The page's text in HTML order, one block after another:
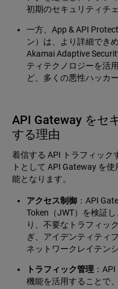
初期のセキュリティチ
一方、App & API
ン）は、より詳細でき
Akamai Adaptive
ティテクノロジーを活
ど、多くの悪性ハッカ
API Gateway をセ
する理由
着信する API トラフィック
トとして API Gateway を
能となります。
アクセス制御 ：API
Token（JWT）を検証
り、不要なトラフィッ
ぎ、アイデンティティ
ネットワークレイテン
トラフィック管理 ：
機能を活用することで